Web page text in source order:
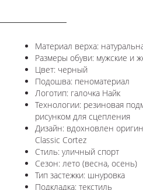
Материал верха:
Размеры обуви: мужские и
Цвет: черный
Подошва: пеноматериал
Логотип: галочка Найк
Технологии: резиновая
рисунком для сцепления
Дизайн: вдохновлен
Classic Cortez
Стиль: уличный спорт
Сезон: лето (весна, осень)
Тип застежки: шнуровка
Подкладка: текстиль